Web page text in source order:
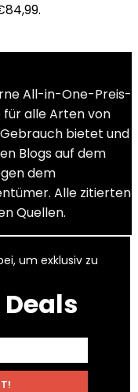
All-in-One-Preis-
alle Arten von
bietet und
Blogs auf dem
dem
Alle zitierten
Quellen.
um exklusiv zu